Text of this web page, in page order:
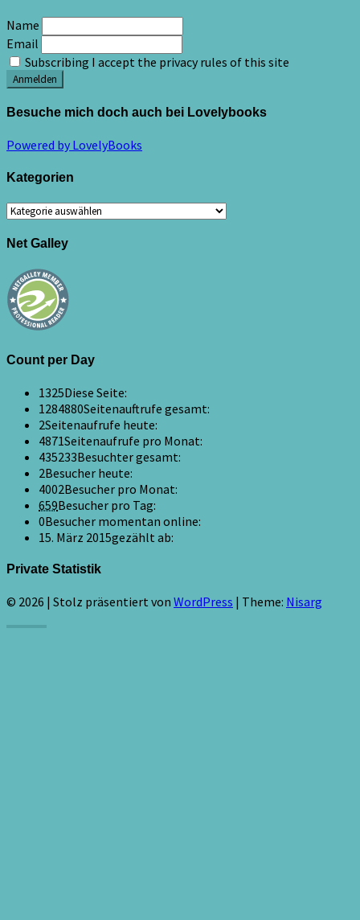
Name
Email
Subscribing I accept the privacy rules of this site
Besuche mich doch auch bei Lovelybooks
Powered by LovelyBooks
Kategorien
Kategorien
Net Galley
Count per Day
1325Diese Seite:
1284880Seitenauftrufe gesamt:
2Seitenaufrufe heute:
4871Seitenaufrufe pro Monat:
435233Besuchter gesamt:
2Besucher heute:
4002Besucher pro Monat:
659Besucher pro Tag:
0Besucher momentan online:
15. März 2015gezählt ab:
Private Statistik
© 2026 | Stolz präsentiert von WordPress | Theme: Nisarg